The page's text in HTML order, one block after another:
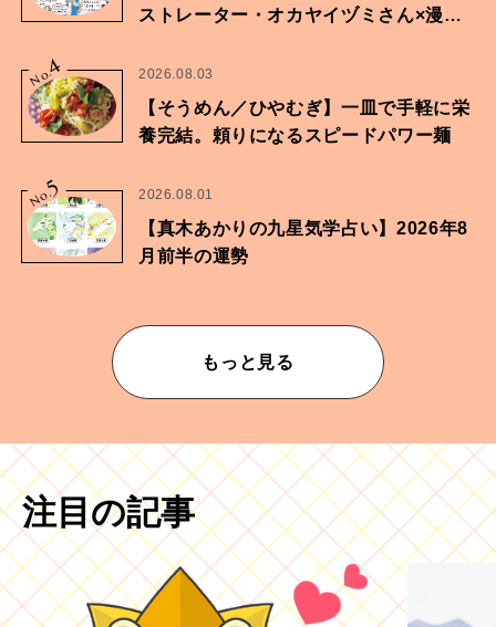
ストレーター・オカヤイヅミさん×漫画
No.
4 2026.08.03
【そうめん／ひやむぎ】一皿で手軽に栄
養完結。頼りになるスピードパワー麺
No.
5 2026.08.01
【真木あかりの九星気学占い】2026年8
月前半の運勢
もっと見る
注目の記事